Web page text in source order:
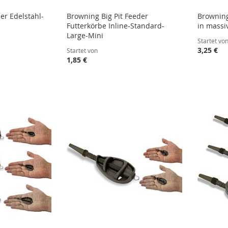
Edelstahl-
Browning Big Pit Feeder
Futterkörbe Inline-Standard-
Large-Mini
Startet von
1,85 €
in
Startet von
3,25 €